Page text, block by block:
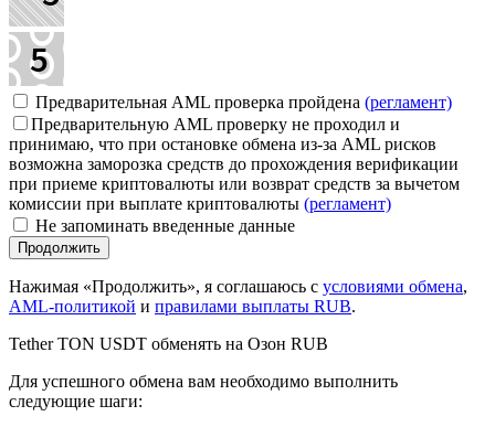
Предварительная AML проверка пройдена (регламент)
Предварительную AML проверку не проходил и
принимаю, что при остановке обмена из-за AML рисков
возможна заморозка средств до прохождения верификации
при приеме криптовалюты или возврат средств за вычетом
комиссии при выплате криптовалюты (регламент)
Не запоминать введенные данные
Нажимая «Продолжить», я соглашаюсь с условиями обмена,
AML-политикой и правилами выплаты RUB.
Tether TON USDT обменять на Озон RUB
Для успешного обмена вам необходимо выполнить
следующие шаги: